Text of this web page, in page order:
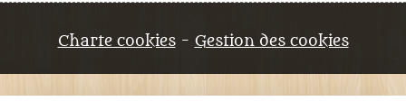
Charte cookies Gestion des cookies